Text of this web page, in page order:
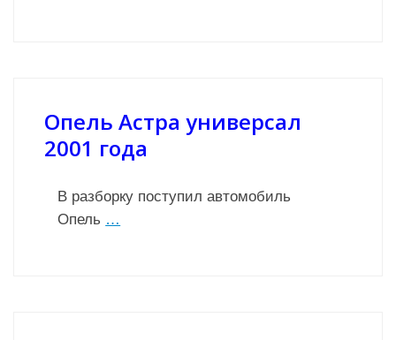
Опель Астра универсал
2001 года
В разборку поступил автомобиль
Опель …